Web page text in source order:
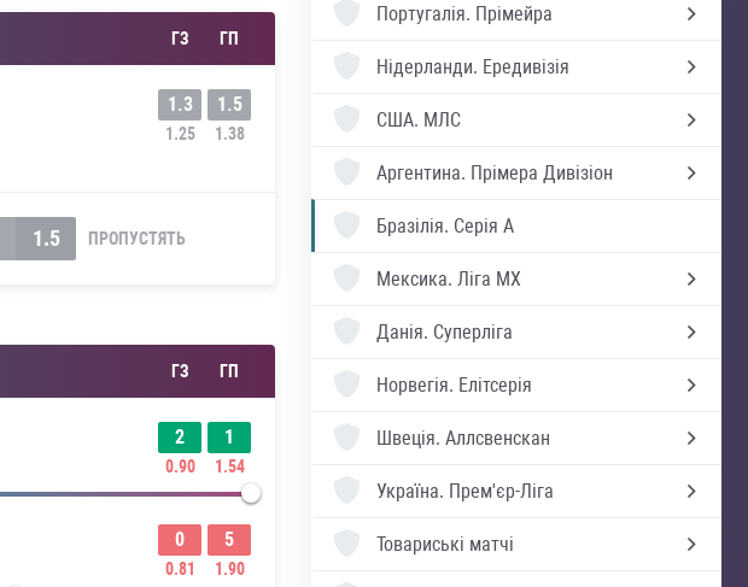
ГЗ ГП
1.3
1.25
1.5
1.38
1.5 ПРОПУСТЯТЬ
ГЗ ГП
2
0.90
1
1.54
0
0.81
5
1.90
Португалія. Прімейра
Нідерланди. Ередивізія
США. МЛС
Аргентина. Прімера Дивізіон
Бразілія. Серія А
Мексика. Ліга MX
Данія. Суперліга
Норвегія. Елітсерія
Швеція. Аллсвенскан
Україна. Прем'єр-Ліга
Товариські матчі